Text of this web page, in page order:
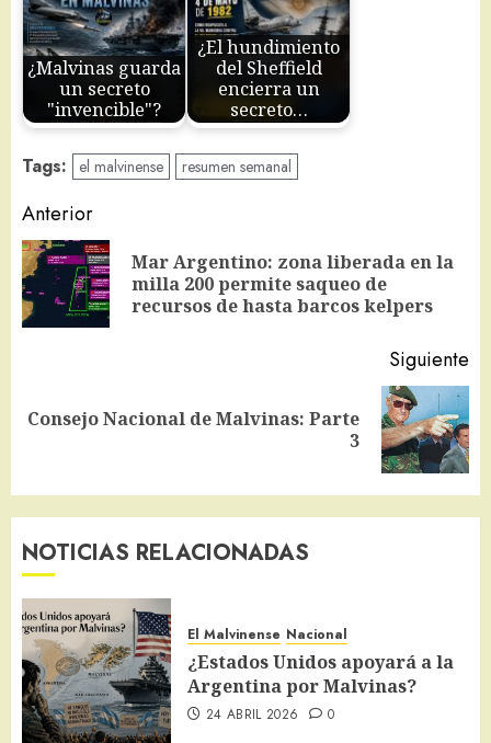
¿Malvinas guarda
un secreto
"invencible"?
¿El hundimiento
del Sheffield
encierra un
secreto…
Tags: el malvinense resumen semanal
Navegación
de
entradas
Anterior
Mar Argentino: zona liberada en la
milla 200 permite saqueo de
recursos de hasta barcos kelpers
Siguiente
Siguiente
Consejo Nacional de Malvinas: Parte
3
NOTICIAS RELACIONADAS
El Malvinense Nacional
¿Estados Unidos apoyará a la
Argentina por Malvinas?
24 ABRIL 2026 0